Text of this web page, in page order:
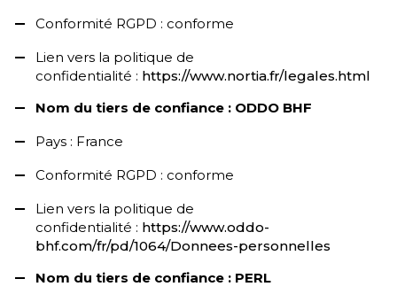
Conformité RGPD : conforme
Lien vers la politique de
confidentialité : https://www.nortia.fr/legales.html
Nom du tiers de confiance : ODDO BHF
Pays : France
Conformité RGPD : conforme
Lien vers la politique de
confidentialité : https://www.oddo-
bhf.com/fr/pd/1064/Donnees-personnelles
Nom du tiers de confiance : PERL